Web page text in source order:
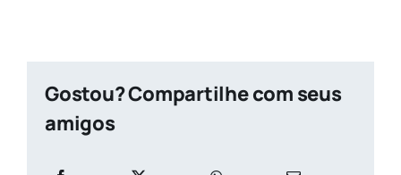
Gostou? Compartilhe com seus
amigos